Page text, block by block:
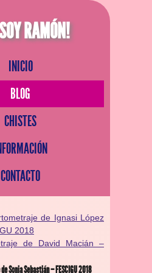
RAMÓN!
INICIO
BLOG
CHISTES
CONTACTO
de Ignasi López
2018
de David Macián –
Sonia Sebastián – FESCIGU 2018